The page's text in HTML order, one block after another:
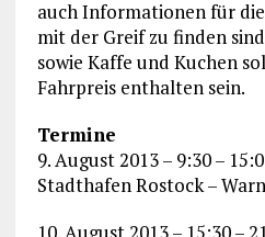
auch Informationen für
mit der Greif zu finden
sowie Kaffe und Kuchen
Fahrpreis enthalten sein.
Termine
9. August 2013 – 9:30 –
Stadthafen Rostock –
10. August 2013 – 15:30 –